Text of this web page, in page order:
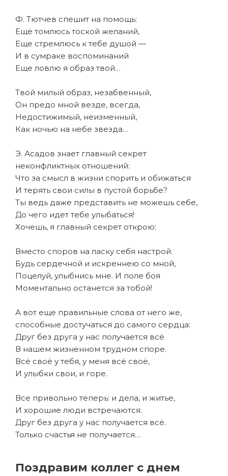
Ф. Тютчев спешит на помощь:
Ещё томлюсь тоской желаний,
Еще стремлюсь к тебе душой —
И в сумраке воспоминаний
Еще ловлю я образ твой…
Твой милый образ, незабвенный,
Он предо мной везде, всегда,
Недостижимый, неизменный,
Как ночью на небе звезда…
Э. Асадов знает главный секрет
неконфликтных отношений:
Что за смысл в жизни спорить и обижаться
И терять свои силы в пустой борьбе?
Ты ведь даже представить не можешь себе,
До чего идет тебе улыбаться!
Хочешь, я главный секрет открою:
Вместо споров на ласку себя настрой.
Будь сердечной и искреннею со мной,
Поцелуй, улыбнись мне. И поле боя
Моментально останется за тобой!
А вот еще правильные слова от него же,
способные достучаться до самого сердца:
Друг без друга у нас получается всё
В нашем жизненном трудном споре.
Всё своё у тебя, у меня всё своё,
И улыбки свои, и горе.
Все привольно теперь: и дела, и житье,
И хорошие люди встречаются.
Друг без друга у нас получается всё.
Только счастья не получается…
Поздравим коллег с днем